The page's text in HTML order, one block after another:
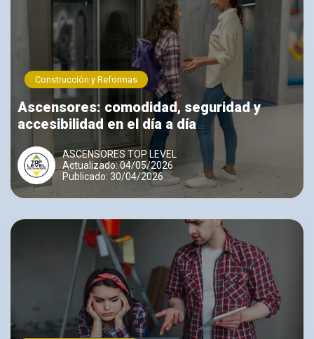
Construcción y Reformas
Ascensores: comodidad, seguridad y
accesibilidad en el día a día
ASCENSORES TOP LEVEL
Actualizado: 04/05/2026
Publicado: 30/04/2026